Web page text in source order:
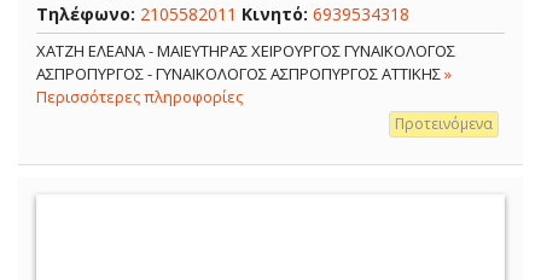
Τηλέφωνο: 2105582011 Κινητό: 6939534318
ΧΑΤΖΗ ΕΛΕΑΝΑ - ΜΑΙΕΥΤΗΡΑΣ ΧΕΙΡΟΥΡΓΟΣ ΓΥΝΑΙΚΟΛΟΓΟΣ
ΑΣΠΡΟΠΥΡΓΟΣ - ΓΥΝΑΙΚΟΛΟΓΟΣ ΑΣΠΡΟΠΥΡΓΟΣ ΑΤΤΙΚΗΣ»
Περισσότερες πληροφορίες
Προτεινόμενα